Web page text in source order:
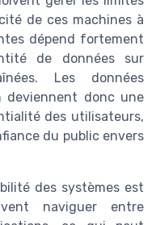
de ces machines à
dépend fortement
de données sur
Les données
deviennent donc une
des utilisateurs,
du public envers
des systèmes est
naviguer entre